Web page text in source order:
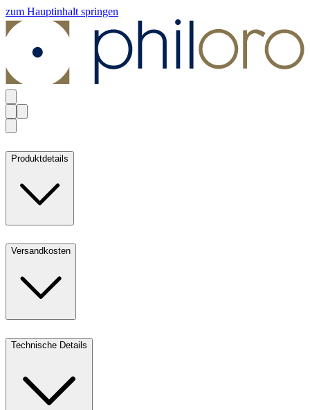
zum Hauptinhalt springen
Produktdetails
Versandkosten
Technische Details